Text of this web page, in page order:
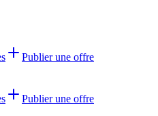
Publier une offre
Publier une offre